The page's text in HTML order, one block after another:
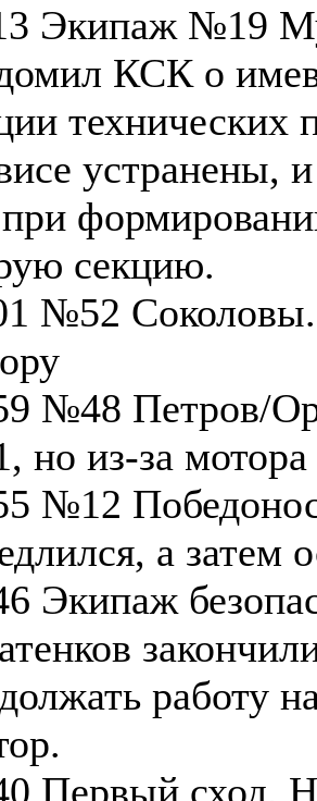
Экипаж №19
КСК о
технических
устранены,
секцию.
№52
№48 Петров/
но из-за мотора
№12
а затем
Экипаж
работу
Первый сход.